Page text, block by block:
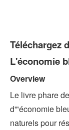
Téléchargez
L'économie
Overview
Le livre phare
d'"économie
naturels pour